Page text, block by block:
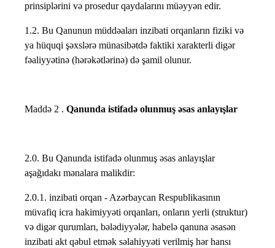
prinsiplərini və prosedur qaydalarını müəyyən edir.
1.2. Bu Qanunun müddəaları inzibati orqanların fiziki və
ya hüquqi şəxslərə münasibətdə faktiki xarakterli digər
fəaliyyətinə (hərəkətlərinə) də şamil olunur.
Maddə 2 . Qanunda istifadə olunmuş əsas anlayışlar
2.0. Bu Qanunda istifadə olunmuş əsas anlayışlar
aşağıdakı mənalara malikdir:
2.0.1. inzibati orqan - Azərbaycan Respublikasının
müvafiq icra hakimiyyəti orqanları, onların yerli (struktur)
və digər qurumları, bələdiyyələr, habelə qanuna əsasən
inzibati akt qəbul etmək səlahiyyəti verilmiş hər hansı